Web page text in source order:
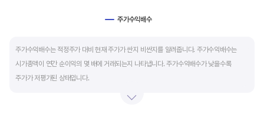
주가수익배수
주가수익배수는 적정주가 대비 현재 주가가 싼지 비싼지를 알려줍니다. 주가수익배수는
시가총액이 연간 순이익의 몇 배에 거래되는지 나타냅니다. 주가수익배수가 낮을수록
주가가 저평가된 상태입니다.